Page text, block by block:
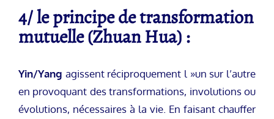
4/ le principe de transformation
mutuelle (Zhuan Hua) :
Yin/Yang agissent réciproquement l »un sur l’autre
en provoquant des transformations, involutions ou
évolutions, nécessaires à la vie. En faisant chauffer